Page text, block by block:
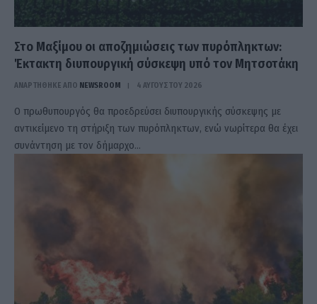
Στο Μαξίμου οι αποζημιώσεις των πυρόπληκτων:
Έκτακτη διυπουργική σύσκεψη υπό τον Μητσοτάκη
ΑΝΑΡΤΗΘΗΚΕ ΑΠΟ NEWSROOM 4 ΑΥΓΟΎΣΤΟΥ 2026
Ο πρωθυπουργός θα προεδρεύσει διυπουργικής σύσκεψης με
αντικείμενο τη στήριξη των πυρόπληκτων, ενώ νωρίτερα θα έχει
συνάντηση με τον δήμαρχο…